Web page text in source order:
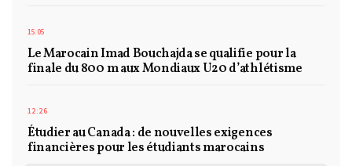
15:05
Le Marocain Imad Bouchajda se qualifie pour la
finale du 800 m aux Mondiaux U20 d’athlétisme
12:26
Étudier au Canada : de nouvelles exigences
financières pour les étudiants marocains